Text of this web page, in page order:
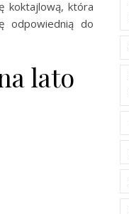
koktajlową, która
odpowiednią do
lato